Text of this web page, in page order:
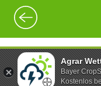
Agrar
Bayer
Kostenlos